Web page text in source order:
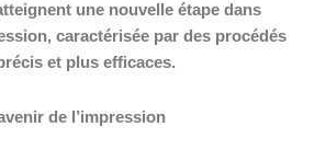
une nouvelle étape dans
caractérisée par des procédés
et plus efficaces.
de l’impression